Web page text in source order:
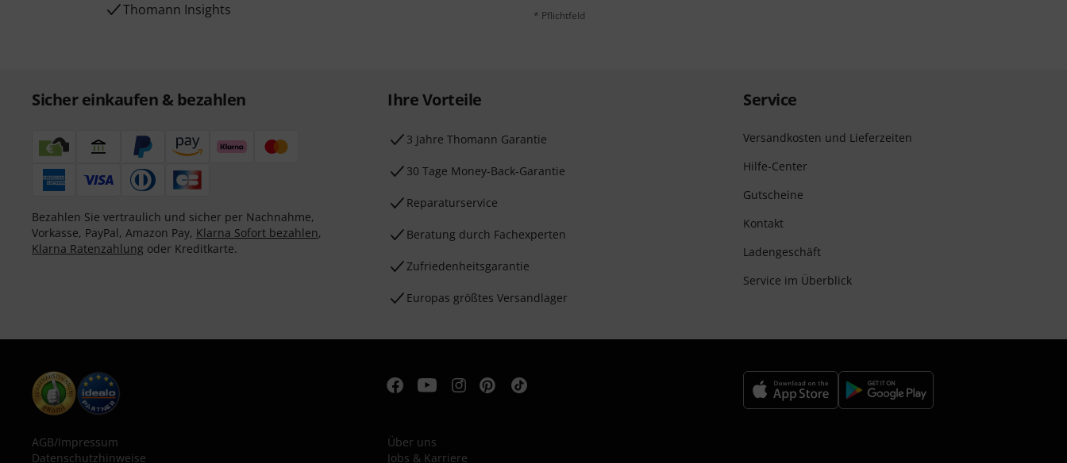
Thomann Insights
* Pflichtfeld
Sicher einkaufen & bezahlen
Bezahlen Sie vertraulich und sicher per Nachnahme,
Vorkasse, PayPal, Amazon Pay, Klarna Sofort bezahlen,
Klarna Ratenzahlung oder Kreditkarte.
Ihre Vorteile
3 Jahre Thomann Garantie
30 Tage Money-Back-Garantie
Reparaturservice
Beratung durch Fachexperten
Zufriedenheitsgarantie
Europas größtes Versandlager
Service
Versandkosten und Lieferzeiten
Hilfe-Center
Gutscheine
Kontakt
Ladengeschäft
Service im Überblick
AGB/Impressum
Datenschutzhinweise
Über uns
Jobs & Karriere